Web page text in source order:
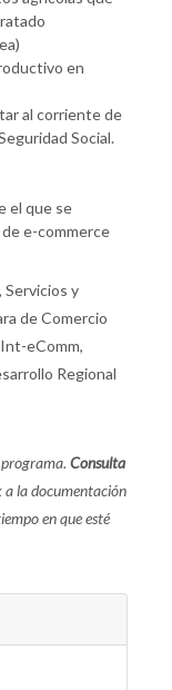
en
al corriente de
Social.
el que se
e-commerce
Servicios y
de Comercio
eComm,
Regional
Consulta
a la documentación
en que esté